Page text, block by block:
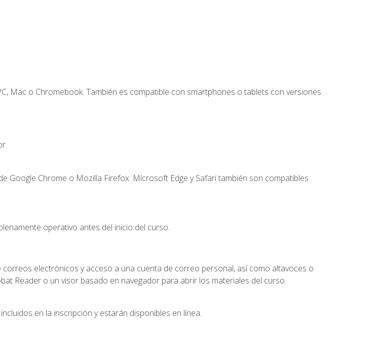
Mac o Chromebook. También es compatible con smartphones o tablets con versiones
Google Chrome o Mozilla Firefox. Microsoft Edge y Safari también son compatibles.
operativo antes del inicio del curso.
electrónicos y acceso a una cuenta de correo personal, así como altavoces o
Reader o un visor basado en navegador para abrir los materiales del curso.
en la inscripción y estarán disponibles en línea.